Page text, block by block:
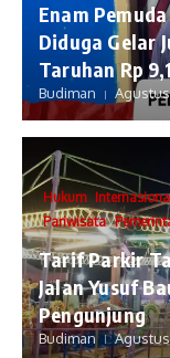
Enam
Diduga Gelar
Taruhan Rp
Budiman
Hukum
Pariwisata
Tarif Parkir
Jalan Yusuf
Pengunjung
Budiman